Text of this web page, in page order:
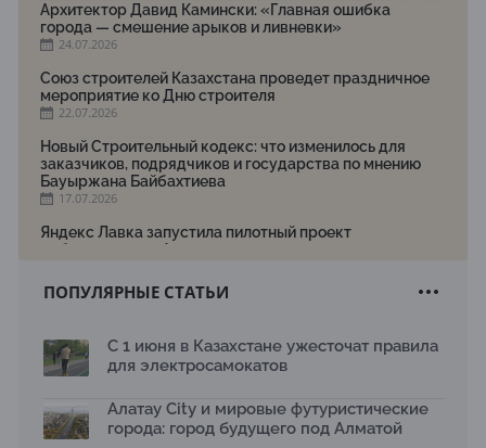
Архитектор Давид Камински: «Главная ошибка
города — смешение арыков и ливневки»
24.07.2026
Союз строителей Казахстана проведет праздничное
мероприятие ко Дню строителя
22.07.2026
Новый Строительный кодекс: что изменилось для
заказчиков, подрядчиков и государства по мнению
Бауыржана Байбахтиева
17.07.2026
Яндекс Лавка запустила пилотный проект
рободоставки в Астане
Архитектурная премия SÄULE ARCHITEKTURPREIS
Первый Дом правительства Алматы станет главной
13.07.2026
В столичном детсаду подвели итоги акции «Таза
ПОПУЛЯРНЫЕ СТАТЬИ
С 1 июня в Казахстане ужесточат правила
для электросамокатов
Алатау City и мировые футуристические
города: город будущего под Алматой